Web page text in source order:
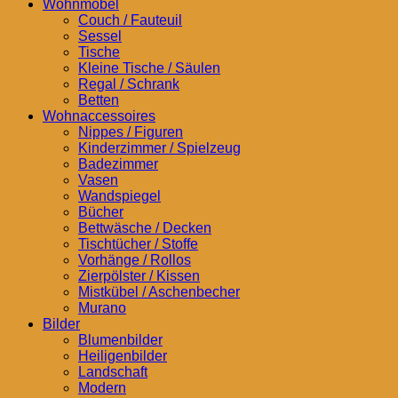
Wohnmöbel
Couch / Fauteuil
Sessel
Tische
Kleine Tische / Säulen
Regal / Schrank
Betten
Wohnaccessoires
Nippes / Figuren
Kinderzimmer / Spielzeug
Badezimmer
Vasen
Wandspiegel
Bücher
Bettwäsche / Decken
Tischtücher / Stoffe
Vorhänge / Rollos
Zierpölster / Kissen
Mistkübel / Aschenbecher
Murano
Bilder
Blumenbilder
Heiligenbilder
Landschaft
Modern